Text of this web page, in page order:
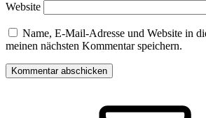
Website
Name, E-Mail-Adresse und Website in
meinen nächsten Kommentar speichern.